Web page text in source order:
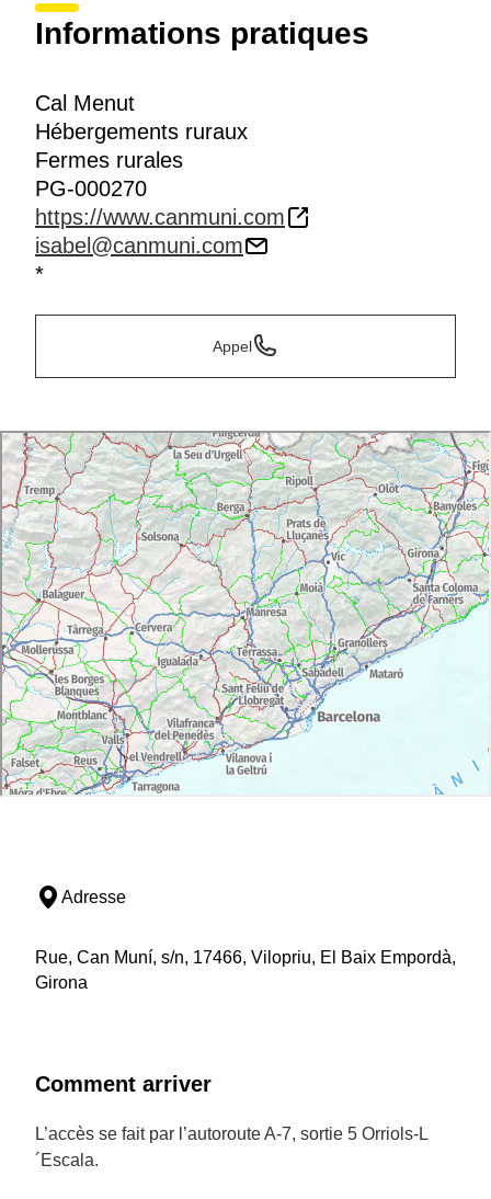
Informations pratiques
Cal Menut
Hébergements ruraux
Fermes rurales
PG-000270
https://www.canmuni.com
isabel@canmuni.com
*
Appel
Adresse
Rue, Can Muní, s/n, 17466, Vilopriu, El Baix Empordà,
Girona
Comment arriver
L’accès se fait par l’autoroute A-7, sortie 5 Orriols-L
´Escala.